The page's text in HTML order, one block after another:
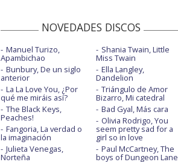
NOVEDADES DISCOS
Manuel Turizo,
Apambichao
Bunbury, De un siglo
anterior
La La Love You, ¿Por
qué me miráis así?
The Black Keys,
Peaches!
Fangoria, La verdad o
la imaginación
Julieta Venegas,
Norteña
Shania Twain, Little
Miss Twain
Ella Langley,
Dandelion
Triángulo de Amor
Bizarro, Mi catedral
Bad Gyal, Más cara
Olivia Rodrigo, You
seem pretty sad for a
girl so in love
Paul McCartney, The
boys of Dungeon Lane